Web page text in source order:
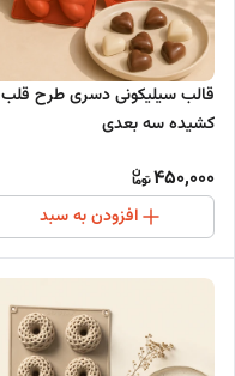
قالب سیلیکونی دسری طرح قلب
کشیده سه بعدی
450,000
افزودن به سبد